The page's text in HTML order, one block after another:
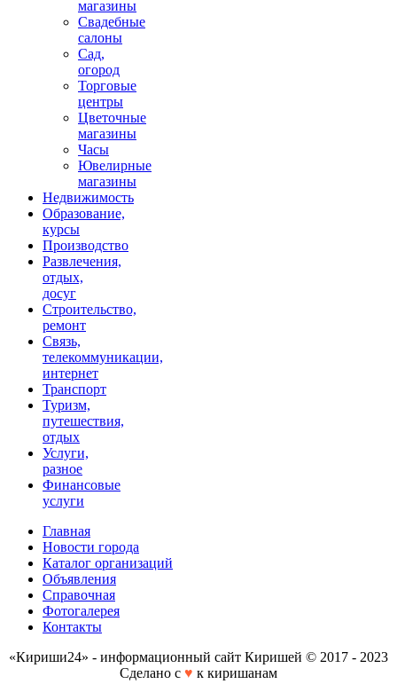
магазины
Свадебные
салоны
Сад,
огород
Торговые
центры
Цветочные
магазины
Часы
Ювелирные
магазины
Недвижимость
Образование,
курсы
Производство
Развлечения,
отдых,
досуг
Строительство,
ремонт
Связь,
телекоммуникации,
интернет
Транспорт
Туризм,
путешествия,
отдых
Услуги,
разное
Финансовые
услуги
Главная
Новости города
Каталог организаций
Объявления
Справочная
Фотогалерея
Контакты
«Кириши24» - информационный сайт Киришей © 2017 - 2023
Сделано с ♥ к киришанам